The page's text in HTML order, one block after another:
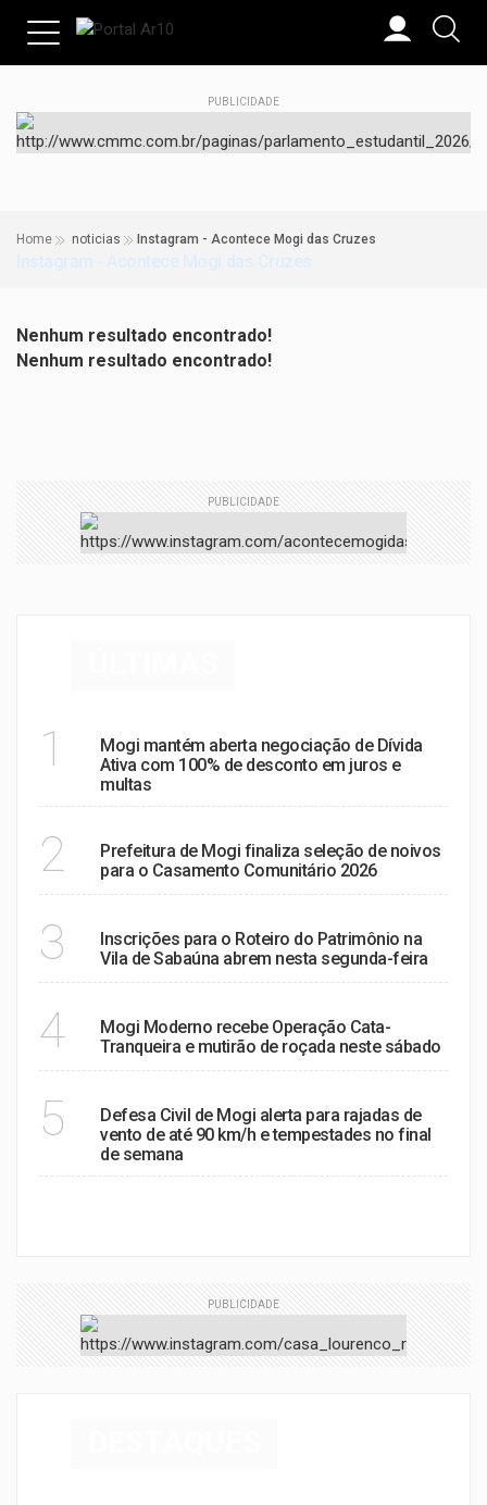
PUBLICIDADE
Home noticias Instagram - Acontece Mogi das Cruzes
Nenhum resultado encontrado!
Nenhum resultado encontrado!
PUBLICIDADE
1
Mogi mantém aberta negociação de Dívida
Ativa com 100% de desconto em juros e
multas
2
Prefeitura de Mogi finaliza seleção de noivos
para o Casamento Comunitário 2026
3
Inscrições para o Roteiro do Patrimônio na
Vila de Sabaúna abrem nesta segunda-feira
4
Mogi Moderno recebe Operação Cata-
Tranqueira e mutirão de roçada neste sábado
5
Defesa Civil de Mogi alerta para rajadas de
vento de até 90 km/h e tempestades no final
de semana
PUBLICIDADE